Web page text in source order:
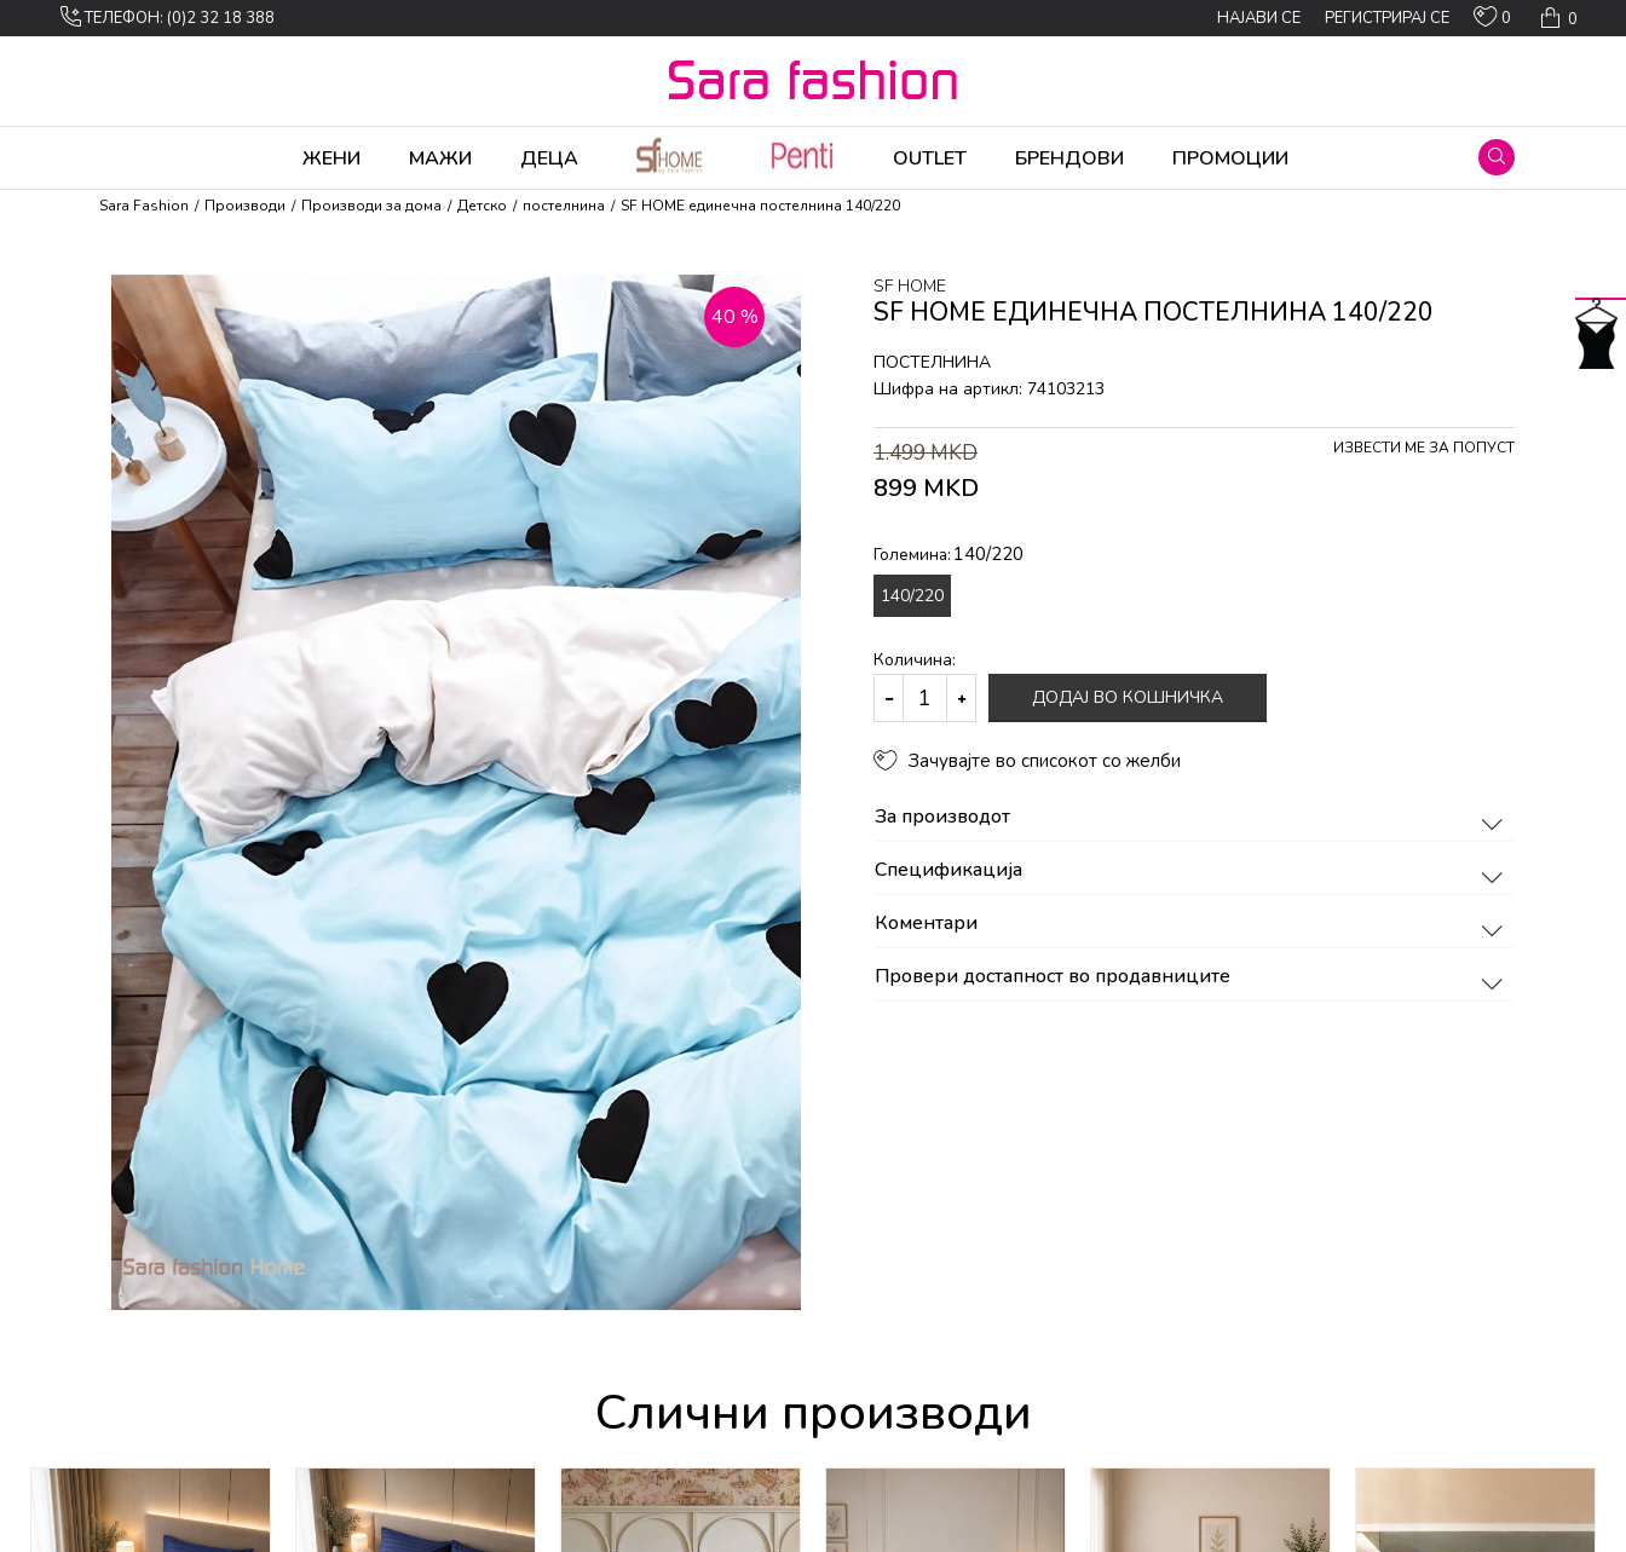
ТЕЛЕФОН: (0)2 32 18 388 0
0
НАЈАВИ СЕ РЕГИСТРИРАЈ СЕ
ЖЕНИ МАЖИ ДЕЦА OUTLET БРЕНДОВИ ПРОМОЦИИ
Sara Fashion Производи Производи за дома Детско постелнина SF HOME единечна постелнина 140/220
40 %
SF HOME
SF HOME ЕДИНЕЧНА ПОСТЕЛНИНА 140/220
ПОСТЕЛНИНА
Шифра на артикл: 74103213
1.499MKD
899 MKD
ИЗВЕСТИ МЕ ЗА ПОПУСТ
Големина: 140/220
140/220
Количина:
ДОДАЈ ВО КОШНИЧКА
Зачувајте во списокот со желби
За производот
Спецификација
Коментари
Провери достапност во продавниците
Слични производи